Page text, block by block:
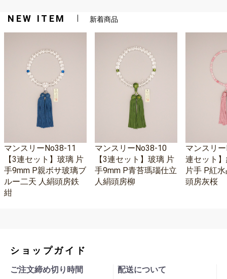
NEW ITEM 新着商品
マンスリーNo38-11
【3連セット】玻璃 片
手9mm P親ボサ玻璃ブ
ルー二天 人絹頭房鉄
紺
マンスリーNo38-10
【3連セット】玻璃 片
手9mm P青苔瑪瑙仕立
人絹頭房柳
マンスリ
連セット
片手 P紅
頭房灰桜
ショップガイド
ご注文締め切り時間 配送について